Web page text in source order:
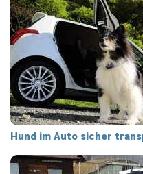
Hund im Auto sicher